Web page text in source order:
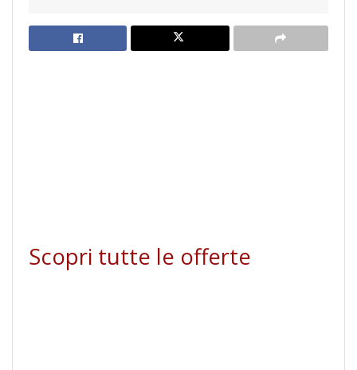
Scopri tutte le offerte